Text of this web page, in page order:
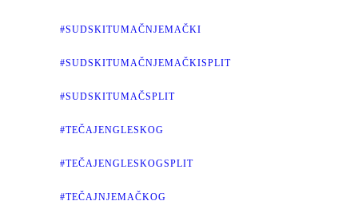
#SUDSKITUMAČNJEMAČKI
#SUDSKITUMAČNJEMAČKISPLIT
#SUDSKITUMAČSPLIT
#TEČAJENGLESKOG
#TEČAJENGLESKOGSPLIT
#TEČAJNJEMAČKOG